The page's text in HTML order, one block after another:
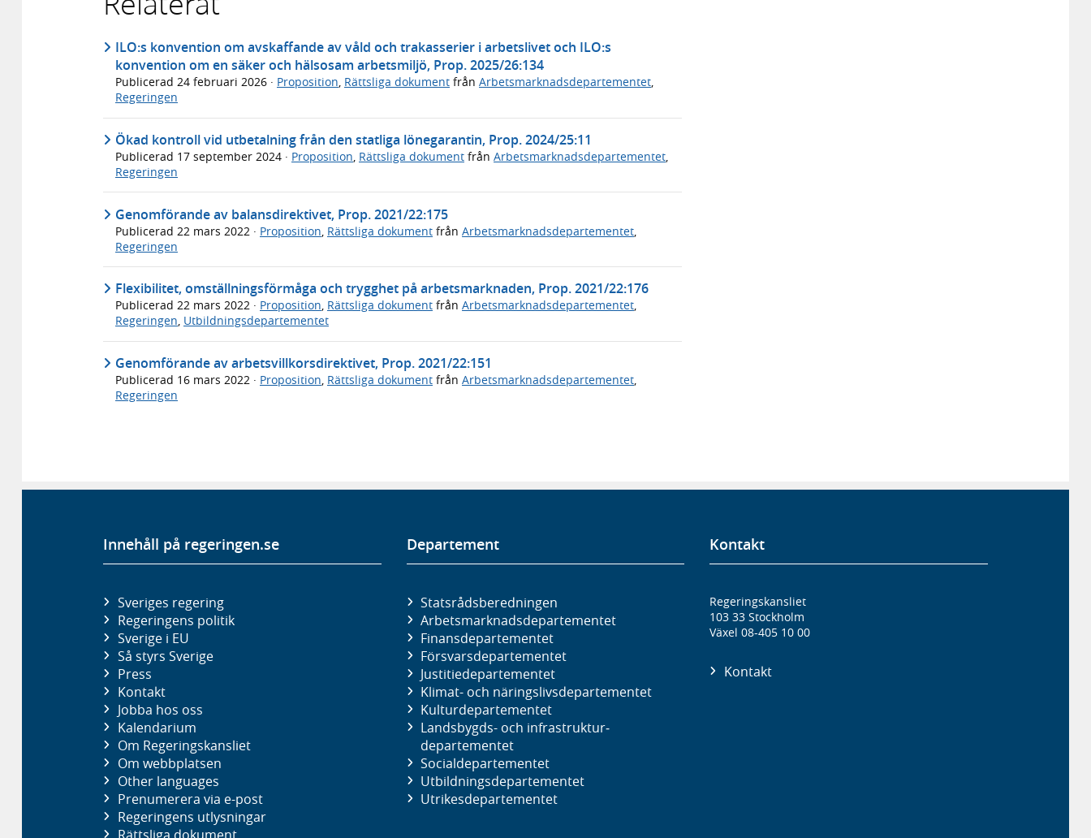
ILO:s konvention om avskaffande av våld och trakasserier i arbetslivet och ILO:s
konvention om en säker och hälsosam arbetsmiljö, Prop. 2025/26:134
Publicerad 24 februari 2026 · Proposition, Rättsliga dokument från Arbetsmarknadsdepartementet,
Regeringen
Ökad kontroll vid utbetalning från den statliga lönegarantin, Prop. 2024/25:11
Publicerad 17 september 2024 · Proposition, Rättsliga dokument från Arbetsmarknadsdepartementet,
Regeringen
Genomförande av balansdirektivet, Prop. 2021/22:175
Publicerad 22 mars 2022 · Proposition Rättsliga dokument från Arbetsmarknadsdepartementet
Regeringen
Flexibilitet, omställningsförmåga och trygghet på arbetsmarknaden, Prop. 2021/22:176
Publicerad 22 mars 2022 · Proposition, Rättsliga dokument från Arbetsmarknadsdepartementet,
Regeringen, Utbildningsdepartementet
Genomförande av arbetsvillkorsdirektivet, Prop. 2021/22:151
Publicerad 16 mars 2022 · Proposition, Rättsliga dokument från Arbetsmarknadsdepartementet,
Regeringen
Innehåll på regeringen.se
Sveriges regering
Regeringens politik
Sverige i EU
Så styrs Sverige
Press
Kontakt
Jobba hos oss
Kalendarium
Om Regeringskansliet
Om webbplatsen
Other languages
Prenumerera via e-post
Regeringens utlysningar
Departement
Statsrådsberedningen
Arbetsmarknads­departementet
Finans­departementet
Försvars­departementet
Justitie­departementet
Klimat- och näringslivs­departementet
Kultur­departementet
Landsbygds- och infrastruktur­
departementet
Social­departementet
Utbildnings­departementet
Utrikes­departementet
Kontakt
Regeringskansliet
103 33 Stockholm
Växel 08-405 10 00
Kontakt